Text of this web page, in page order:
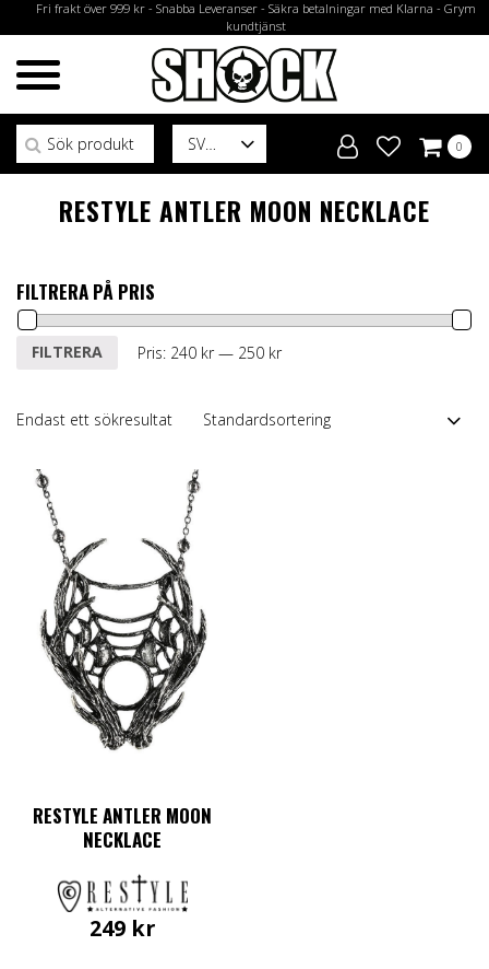
Fri frakt över 999 kr - Snabba Leveranser - Säkra betalningar med Klarna - Grym
kundtjänst
SV
Sök efter:
0
RESTYLE ANTLER MOON NECKLACE
FILTRERA PÅ PRIS
Min
MaxFILTRERA Pris: 240 kr— 250 kr
Endast ett sökresultat
RESTYLE ANTLER MOON
NECKLACE
249 kr